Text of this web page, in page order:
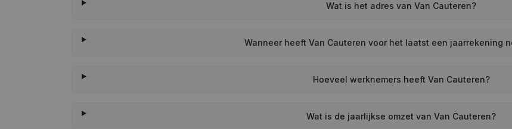
Wat is het adres van Van Cauteren?
Wanneer heeft Van Cauteren voor het laatst een jaarrekening
Hoeveel werknemers heeft Van Cauteren?
Wat is de jaarlijkse omzet van Van Cauteren?